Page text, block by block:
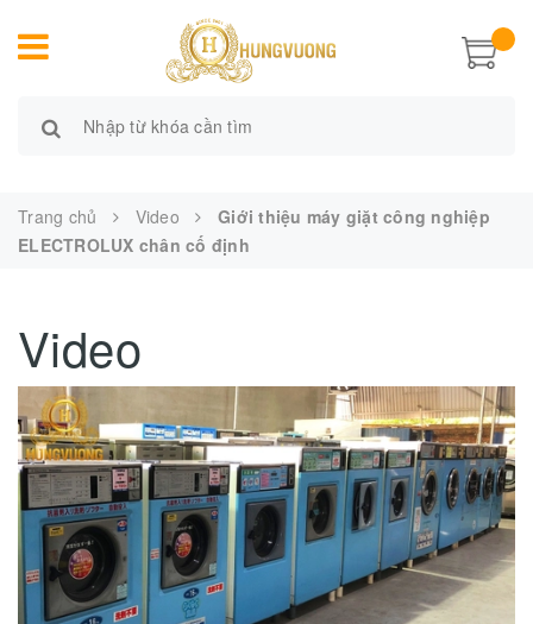
Trang chủ Video
Giới thiệu máy giặt công nghiệp
ELECTROLUX chân cố định
Video